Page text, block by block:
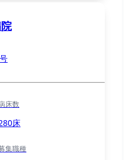
床数
床
集職種